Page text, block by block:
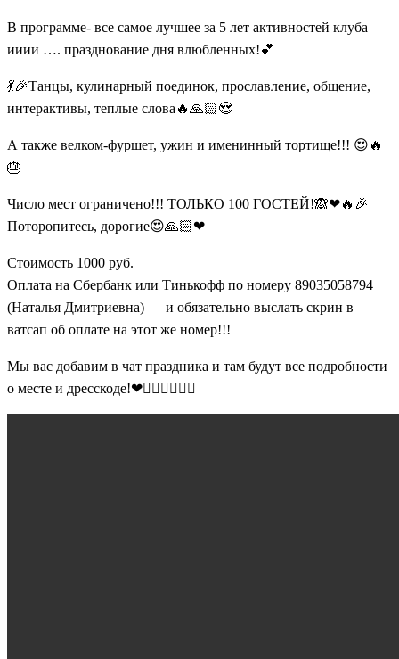
В программе- все самое лучшее за 5 лет активностей клуба
ииии …. празднование дня влюбленных!💕
💃🎉Танцы, кулинарный поединок, прославление, общение,
интерактивы, теплые слова🔥🙏🏻😍
А также велком-фуршет, ужин и именинный тортище!!! 😍🔥
🎂
Число мест ограничено!!! ТОЛЬКО 100 ГОСТЕЙ!🙈❤🔥🎉
Поторопитесь, дорогие😍🙏🏻❤
Стоимость 1000 руб.
Оплата на Сбербанк или Тинькофф по номеру 89035058794
(Наталья Дмитриевна) — и обязательно выслать скрин в
ватсап об оплате на этот же номер!!!
Мы вас добавим в чат праздника и там будут все подробности
о месте и дресскоде!❤👍🏻👍🏻👍🏻